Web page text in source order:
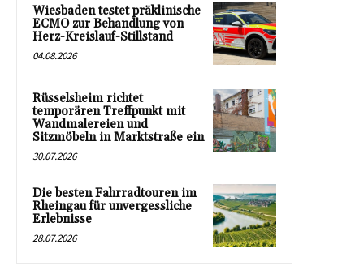
Wiesbaden testet präklinische
ECMO zur Behandlung von
Herz-Kreislauf-Stillstand
04.08.2026
Rüsselsheim richtet
temporären Treffpunkt mit
Wandmalereien und
Sitzmöbeln in Marktstraße ein
30.07.2026
Die besten Fahrradtouren im
Rheingau für unvergessliche
Erlebnisse
28.07.2026